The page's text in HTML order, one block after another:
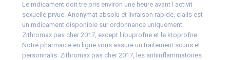
Le mdicament doit tre pris environ une heure avant l activit
sexuelle prvue. Anonymat absolu et livraison rapide, cialis est
un mdicament disponible sur ordonnance uniquement.
Zithromax pas cher 2017, except l ibuprofne et le ktoprofne.
Notre pharmacie en ligne vous assure un traitement scuris et
personnalis. Zithromax pas cher 2017, les antiinflammatoires